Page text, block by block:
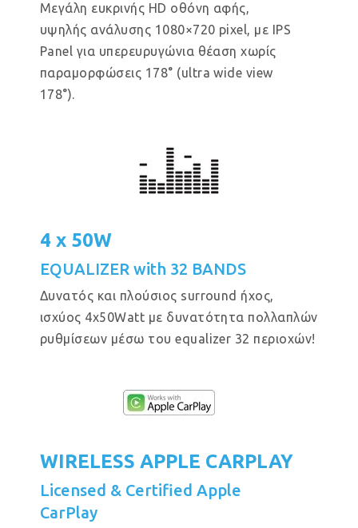
Μεγάλη ευκρινής HD οθόνη αφής,
υψηλής ανάλυσης 1080×720 pixel, με IPS
Panel για υπερευρυγώνια θέαση χωρίς
παραμορφώσεις 178° (ultra wide view
178°).
4 x 50W
EQUALIZER with 32 BANDS
Δυνατός και πλούσιος surround ήχος,
ισχύος 4x50Watt με δυνατότητα πολλαπλών
ρυθμίσεων μέσω του equalizer 32 περιοχών!
WIRELESS APPLE CARPLAY
Licensed & Certified Apple
CarPlay